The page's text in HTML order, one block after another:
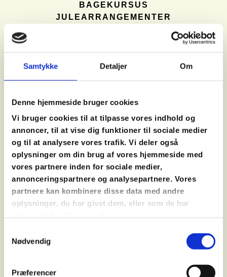
Samtykke Detaljer Om
Denne hjemmeside bruger cookies
Vi bruger cookies til at tilpasse vores indhold og
annoncer, til at vise dig funktioner til sociale medier
og til at analysere vores trafik. Vi deler også
oplysninger om din brug af vores hjemmeside med
vores partnere inden for sociale medier,
annonceringspartnere og analysepartnere. Vores
partnere kan kombinere disse data med andre
oplysninger, du har givet dem, eller som de har
Nødvendig
Præferencer
BAGEKURSUS
JULEARRANGEMENTER
JULEBAGEKURSUS
DEN STORE JULEKAGEDYST
SMØRREBRØDSKURSUS
MØDEPAKKER
OPSKRIFTER
DELLER MED BYG OG BLOMKÅL
15 stk
100 g perlebyg
2 fed hvidløg
1 lille bundt basilikum
2 æg